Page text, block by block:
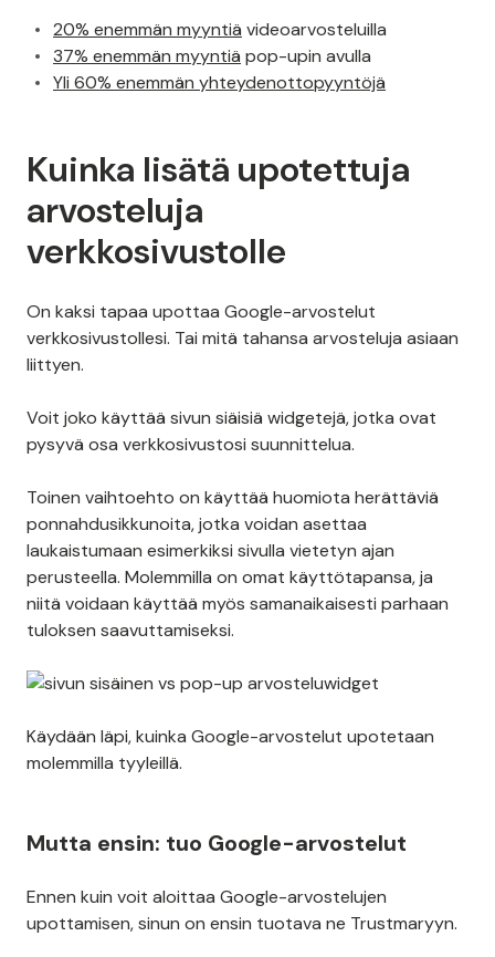
20% enemmän myyntiä videoarvosteluilla
37% enemmän myyntiä pop-upin avulla
Yli 60% enemmän yhteydenottopyyntöjä
Kuinka lisätä upotettuja
arvosteluja
verkkosivustolle
On kaksi tapaa upottaa Google-arvostelut
verkkosivustollesi. Tai mitä tahansa arvosteluja asiaan
liittyen.
Voit joko käyttää sivun siäisiä widgetejä, jotka ovat
pysyvä osa verkkosivustosi suunnittelua.
Toinen vaihtoehto on käyttää huomiota herättäviä
ponnahdusikkunoita, jotka voidan asettaa
laukaistumaan esimerkiksi sivulla vietetyn ajan
perusteella. Molemmilla on omat käyttötapansa, ja
niitä voidaan käyttää myös samanaikaisesti parhaan
tuloksen saavuttamiseksi.
Käydään läpi, kuinka Google-arvostelut upotetaan
molemmilla tyyleillä.
Mutta ensin: tuo Google-arvostelut
Ennen kuin voit aloittaa Google-arvostelujen
upottamisen, sinun on ensin tuotava ne Trustmaryyn.